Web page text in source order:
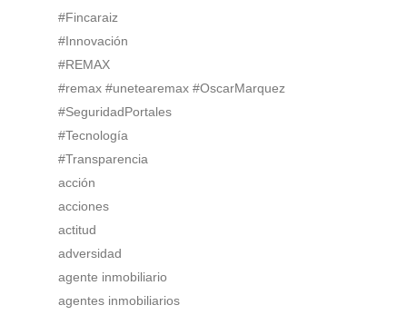
#Fincaraiz
#Innovación
#REMAX
#remax #unetearemax #OscarMarquez
#SeguridadPortales
#Tecnología
#Transparencia
acción
acciones
actitud
adversidad
agente inmobiliario
agentes inmobiliarios